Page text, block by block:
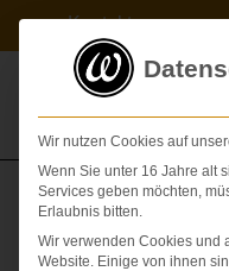
springen
Kontakt
Denervierung
Wir nutzen Cookies auf
Wenn Sie unter 16 Jahre alt
Services geben möchten,
Erlaubnis bitten.
Wir verwenden Cookies und
Website. Einige von ihnen